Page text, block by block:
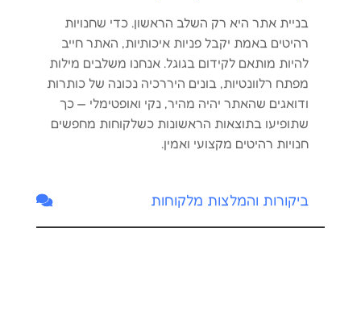
בניית אתר היא רק השלב הראשון. כדי שחנויות
רהיטים באמת יקבל פניות איכותיות, האתר חייב
להיות מותאם לקידום בגוגל. אנחנו משלבים מילות
מפתח רלוונטיות, בונים היררכיה נכונה של כותרות
ודואגים שהאתר יהיה מהיר, נקי ואופטימלי — כך
שתופיעו בתוצאות הראשונות כשלקוחות מחפשים
חנויות רהיטים מקצועי ואמין.
ביקורות והמלצות מלקוחות